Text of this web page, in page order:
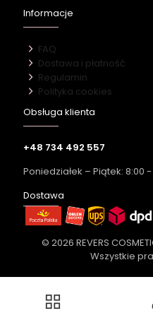
Informacje
FAQ
Dostawa i płatność
Regulamin
Polityka cookies
Obsługa klienta
+48 734 492 557
Poniedziałek – Piątek: 8:00 -
Dostawa
© 2026 REVERS
Wszystkie